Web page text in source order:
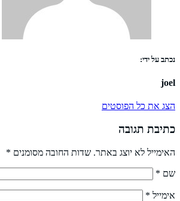
נכתב על ידי:
joel
הצג את כל הפוסטים
כתיבת תגובה
האימייל לא יוצג באתר. שדות החובה מסומנים *
שם *
אימייל *